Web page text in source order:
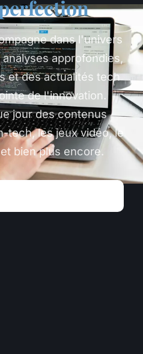
dans l'univers
approfondies,
et des actualités tech
de l'innovation.
jour des contenus
tech, les jeux vidéo, le
bien plus encore.